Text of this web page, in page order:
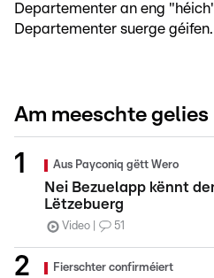
Departementer an eng
Departementer suerge géifen.
Am meeschte gelies
Aus Payconiq gëtt Wero
Nei Bezuelapp kënnt
Lëtzebuerg
Video 51
Fierschter confirméiert